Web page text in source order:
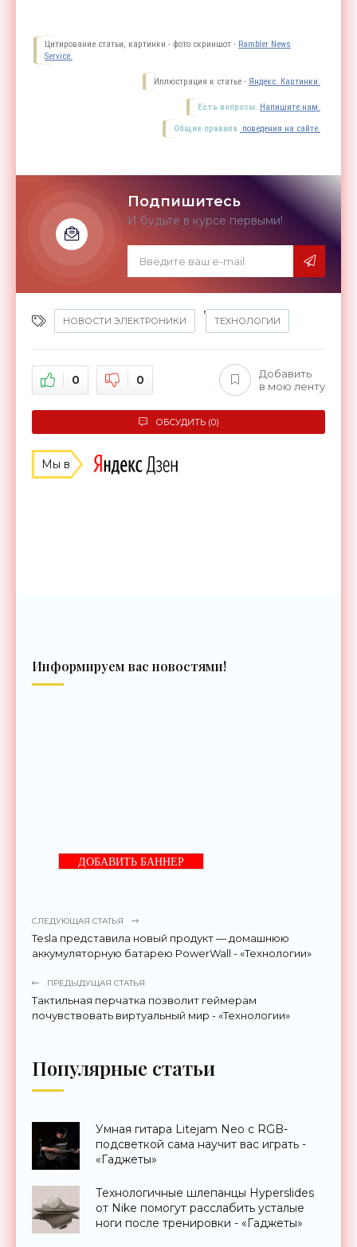
Цитирование статьи, картинки - фото скриншот - Rambler News
Service.
Иллюстрация к статье - Яндекс. Картинки.
Есть вопросы. Напишите нам.
Общие правила поведения на сайте.
Подпишитесь
И будьте в курсе первыми!
НОВОСТИ ЭЛЕКТРОНИКИ
,
ТЕХНОЛОГИИ
0 0
Добавить
в мою ленту
ОБСУДИТЬ (0)
Мы в
Информируем вас новостями!
ДОБАВИТЬ БАННЕР
СЛЕДУЮЩАЯ СТАТЬЯ
Tesla представила новый продукт — домашнюю
аккумуляторную батарею PowerWall - «Технологии»
ПРЕДЫДУЩАЯ СТАТЬЯ
Тактильная перчатка позволит геймерам
почувствовать виртуальный мир - «Технологии»
Популярные статьи
Умная гитара Litejam Neo с RGB-
подсветкой сама научит вас играть -
«Гаджеты»
Технологичные шлепанцы Hyperslides
от Nike помогут расслабить усталые
ноги после тренировки - «Гаджеты»